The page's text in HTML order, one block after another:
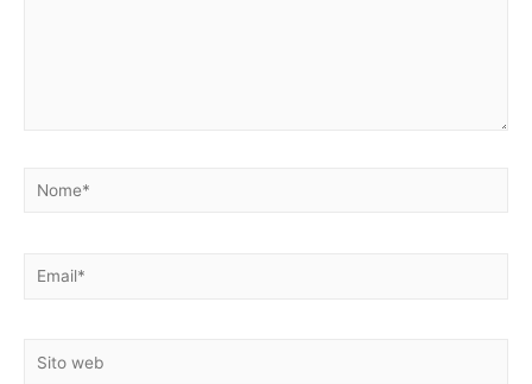
Nome*
Email*
Sito